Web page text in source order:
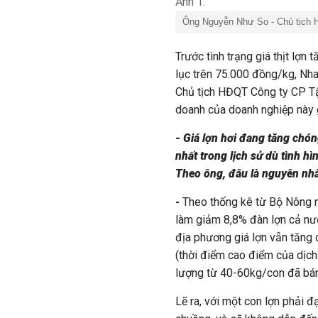
Ông Nguyễn Như So - Chủ tịch
Trước tình trạng giá thịt lợn
lục trên 75.000 đồng/kg,
Chủ tịch HĐQT Công ty CP
doanh của doanh nghiệp
- Giá lợn hơi đang tăng
nhất trong lịch sử dù tình
Theo ông, đâu là nguyên
- Theo thống kê từ Bộ Nông
làm giảm 8,8% đàn lợn cả
địa phương giá lợn vẫn tăng
(thời điểm cao điểm của
lượng từ 40-60kg/con đã
Lẽ ra, với một con lợn phải